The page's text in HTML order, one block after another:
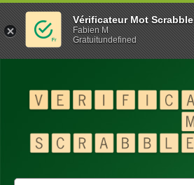
Vérificateur Mot Scrabble
Fabien M
Gratuitundefined